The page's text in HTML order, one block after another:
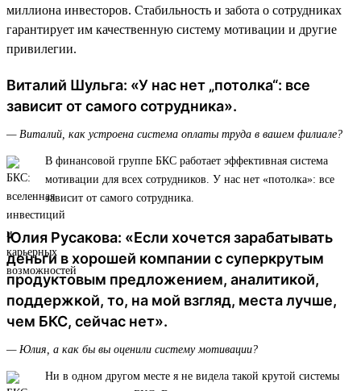
миллиона инвесторов. Стабильность и забота о сотрудниках
гарантирует им качественную систему мотивации и другие
привилегии.
Виталий Шульга: «У нас нет „потолка“: все
зависит от самого сотрудника».
— Виталий, как устроена система оплаты труда в вашем филиале?
В финансовой группе БКС работает эффективная система
мотивации для всех сотрудников. У нас нет «потолка»: все
зависит от самого сотрудника.
Юлия Русакова: «Если хочется зарабатывать
деньги в хорошей компании с суперкрутым
продуктовым предложением, аналитикой,
поддержкой, то, на мой взгляд, места лучше,
чем БКС, сейчас нет».
— Юлия, а как бы вы оценили систему мотивации?
Ни в одном другом месте я не видела такой крутой системы